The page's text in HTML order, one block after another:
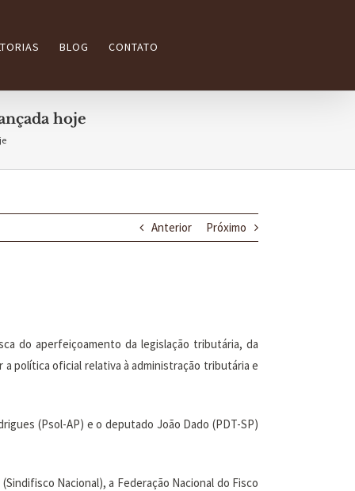
BLOG CONTATO
hoje
Anterior Próximo
do aperfeiçoamento da legislação tributária, da
política oficial relativa à administração tributária e
(Psol-AP) e o deputado João Dado (PDT-SP)
Nacional), a Federação Nacional do Fisco